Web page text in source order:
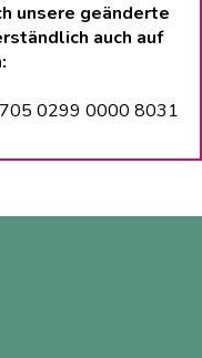
unsere geänderte
auch auf
0299 0000 8031